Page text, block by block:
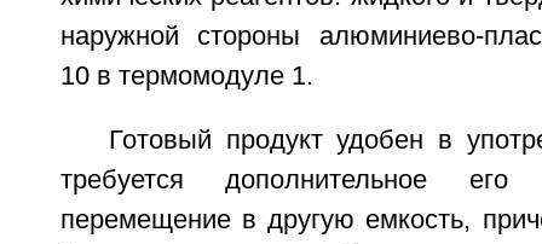
наружной стороны алюминиево-
10 в термомодуле 1.
Готовый продукт удобен в
требуется дополнительное
перемещение в другую емкость,